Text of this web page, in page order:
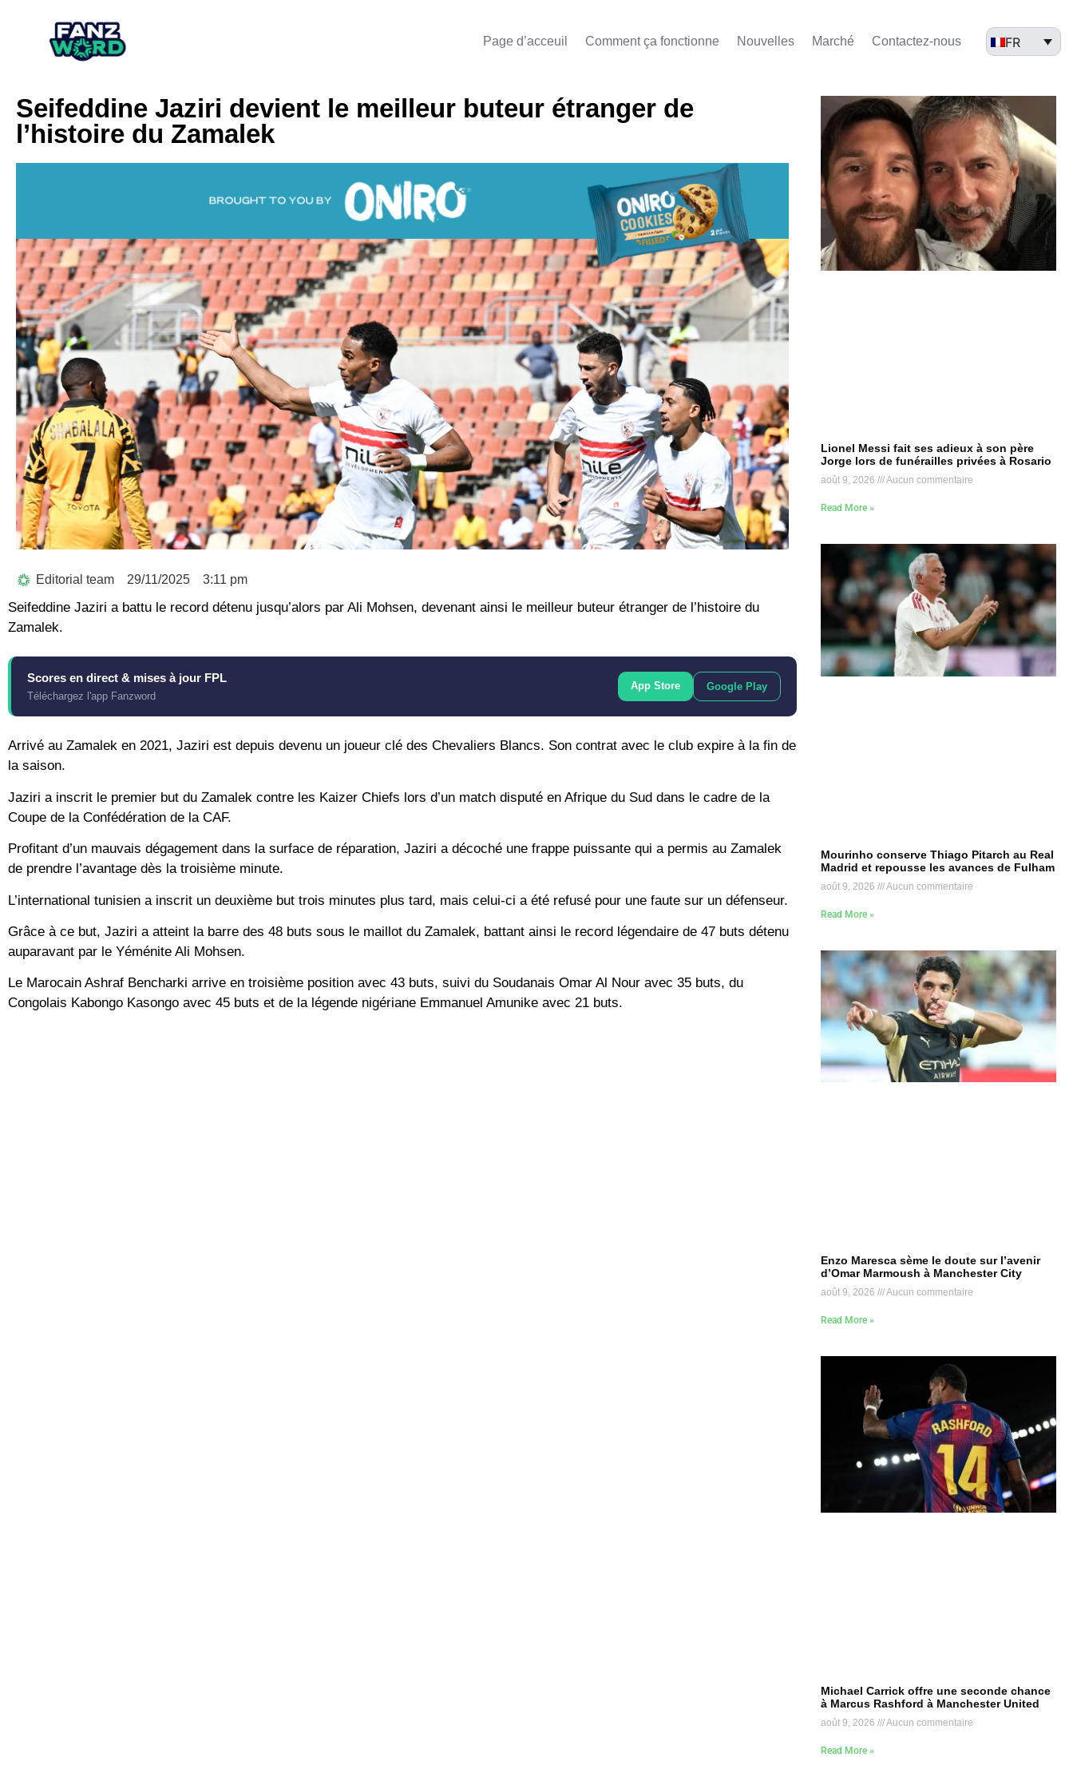
Page d’acceuil Comment ça fonctionne Nouvelles Marché​ Contactez-nous FR
Seifeddine Jaziri devient le meilleur buteur étranger de
l’histoire du Zamalek
Editorial team 29/11/2025 3:11 pm
Seifeddine Jaziri a battu le record détenu jusqu’alors par Ali Mohsen, devenant ainsi le meilleur buteur étranger de l’histoire du
Zamalek.
Scores en direct & mises à jour FPL
Téléchargez l'app Fanzword
App Store Google Play
Arrivé au Zamalek en 2021, Jaziri est depuis devenu un joueur clé des Chevaliers Blancs. Son contrat avec le club expire à la fin de
la saison.
Jaziri a inscrit le premier but du Zamalek contre les Kaizer Chiefs lors d’un match disputé en Afrique du Sud dans le cadre de la
Coupe de la Confédération de la CAF.
Profitant d’un mauvais dégagement dans la surface de réparation, Jaziri a décoché une frappe puissante qui a permis au Zamalek
de prendre l’avantage dès la troisième minute.
L’international tunisien a inscrit un deuxième but trois minutes plus tard, mais celui-ci a été refusé pour une faute sur un défenseur.
Grâce à ce but, Jaziri a atteint la barre des 48 buts sous le maillot du Zamalek, battant ainsi le record légendaire de 47 buts détenu
auparavant par le Yéménite Ali Mohsen.
Le Marocain Ashraf Bencharki arrive en troisième position avec 43 buts, suivi du Soudanais Omar Al Nour avec 35 buts, du
Congolais Kabongo Kasongo avec 45 buts et de la légende nigériane Emmanuel Amunike avec 21 buts.
Lionel Messi fait ses adieux à son père
Jorge lors de funérailles privées à Rosario
août 9, 2026 Aucun commentaire
Read More »
Mourinho conserve Thiago Pitarch au Real
Madrid et repousse les avances de Fulham
août 9, 2026 Aucun commentaire
Read More »
Enzo Maresca sème le doute sur l’avenir
d’Omar Marmoush à Manchester City
août 9, 2026 Aucun commentaire
Read More »
Michael Carrick offre une seconde chance
à Marcus Rashford à Manchester United
août 9, 2026 Aucun commentaire
Read More »